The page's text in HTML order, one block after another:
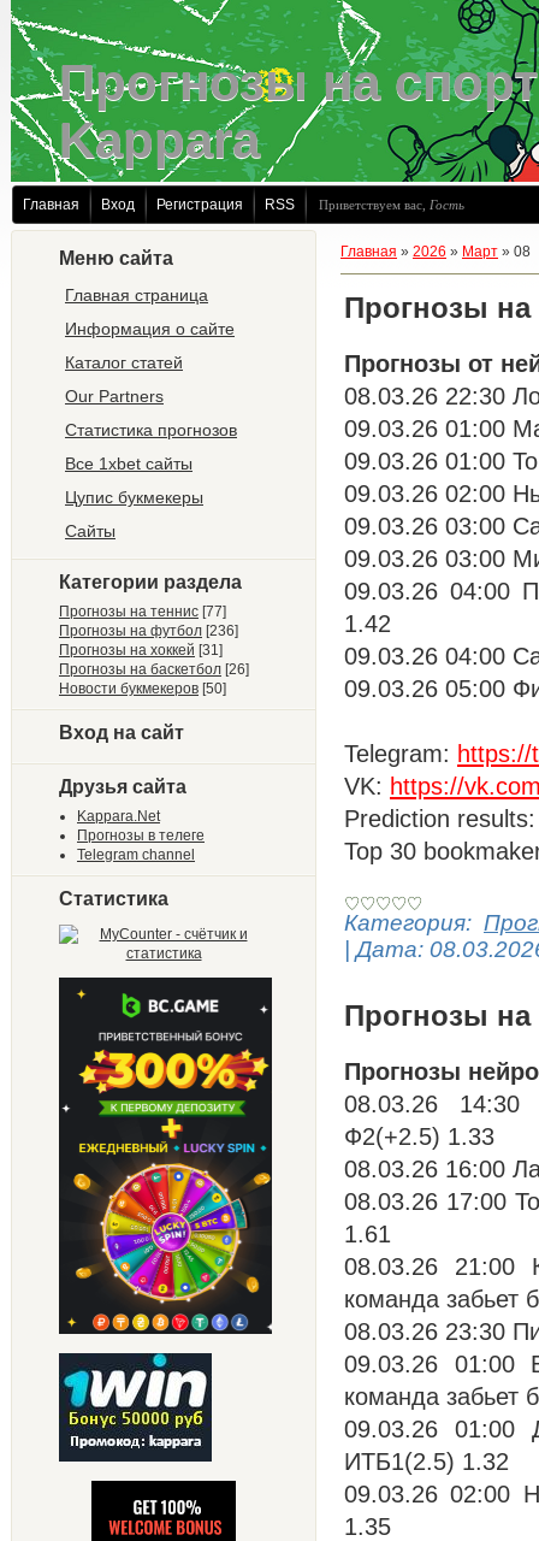
Прогнозы на
Kappara
Главная Вход Регистрация RSS Приветствуем вас Гость
Меню сайта
Главная страница
Информация о сайте
Каталог статей
Our Partners
Статистика прогнозов
Все 1xbet сайты
Цупис букмекеры
Сайты
Категории раздела
Прогнозы на теннис [77]
Прогнозы на футбол [236]
Прогнозы на хоккей [31]
Прогнозы на баскетбол [26]
Новости букмекеров [50]
Вход на сайт
Друзья сайта
Kappara.Net
Прогнозы в телеге
Telegram channel
Статистика
Главная » 2026 » Март » 08
Прогнозы на
Прогнозы от
08.03.26 22:30
09.03.26 01:00
09.03.26 01:00
09.03.26 02:00
09.03.26 03:00
09.03.26 03:00
09.03.26 04:00
1.42
09.03.26 04:00
09.03.26 05:00
Telegram: https://
VK: https://
Prediction
Top 30
Категория:
|Дата:
Прогнозы на
Прогнозы
08.03.26 14:30
Ф2(+2.5) 1.33
08.03.26 16:00
08.03.26 17:00
1.61
08.03.26 21:00
команда забьет
08.03.26 23:30
09.03.26 01:00
команда забьет
09.03.26 01:00
ИТБ1(2.5) 1.32
09.03.26 02:00
1.35